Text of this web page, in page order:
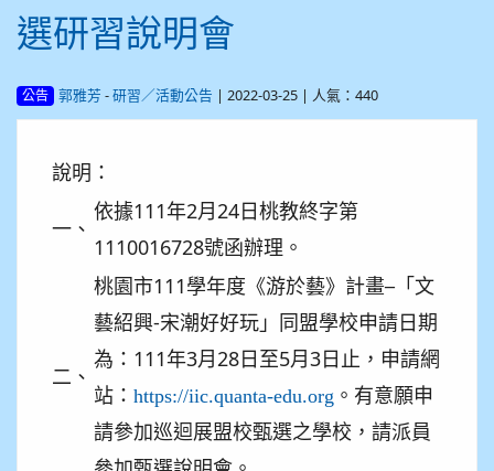
選研習說明會
公告 郭雅芳 - 研習／活動公告 | 2022-03-25 | 人氣：440
說明：
一、
依據111年2月24日桃教終字第
1110016728號函辦理。
二、
桃園市111學年度《游於藝》計畫─「文
藝紹興-宋潮好好玩」同盟學校申請日期
為：111年3月28日至5月3日止，申請網
站： https://iic.quanta-edu.org 。有意願申
請參加巡迴展盟校甄選之學校，請派員